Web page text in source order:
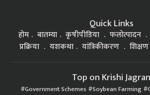
Quick Links
होम बातम्या कृषीपीडिया फलोत्पादन
प्रक्रिया
यशकथा यांत्रिकीकरण शिक्षण
Top on Krishi Jagran
Government Schemes Soybean Farming